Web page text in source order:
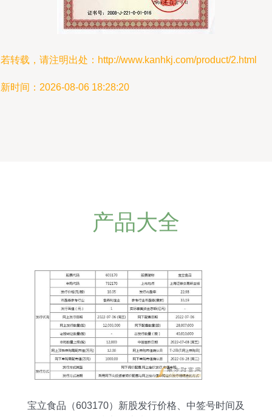
转载，请注明出处：http://www.kanhkj.com/product/2.html
时间：2026-08-06 18:28:20
产品大全
宝立食品（603170）新股发行价格、中签号时间及